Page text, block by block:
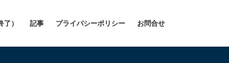
） 記事 プライバシーポリシー お問合せ